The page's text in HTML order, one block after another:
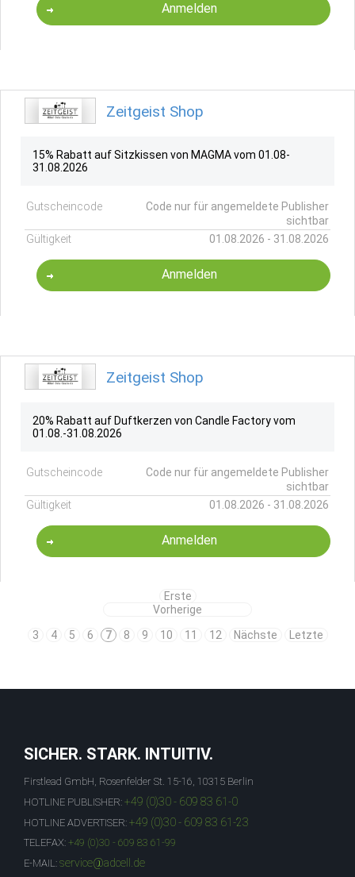
Anmelden
Zeitgeist Shop
15% Rabatt auf Sitzkissen von MAGMA vom 01.08-
31.08.2026
Gutscheincode
Code nur für angemeldete Publisher
sichtbar
Gültigkeit
01.08.2026 - 31.08.2026
Anmelden
Zeitgeist Shop
20% Rabatt auf Duftkerzen von Candle Factory vom
01.08.-31.08.2026
Gutscheincode
Code nur für angemeldete Publisher
sichtbar
Gültigkeit
01.08.2026 - 31.08.2026
Anmelden
Erste
Vorherige
3
4 5 6 7 8 9 10 11 12 Nächste Letzte
SICHER. STARK. INTUITIV.
Firstlead GmbH, Rosenfelder St. 15-16, 10315 Berlin
HOTLINE PUBLISHER: +49 (0)30 - 609 83 61-0
HOTLINE ADVERTISER: +49 (0)30 - 609 83 61-23
TELEFAX: +49 (0)30 - 609 83 61-99
E-MAIL: service@adcell.de